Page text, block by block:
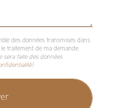
des données transmises dans
traitement de ma demande.
sera faite des données
)